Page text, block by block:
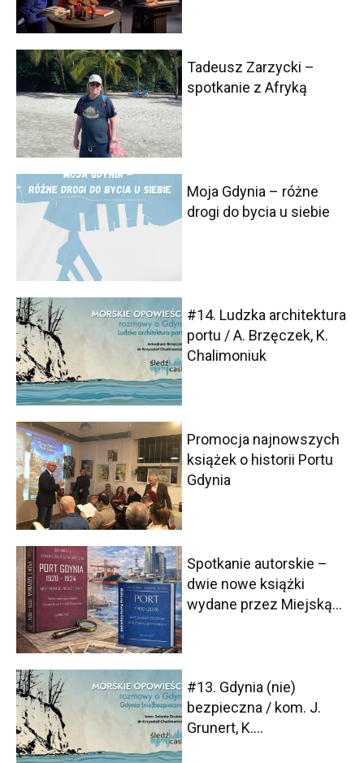
Tadeusz Zarzycki –
spotkanie z Afryką
Moja Gdynia – różne
drogi do bycia u siebie
#14. Ludzka architektura
portu / A. Brzęczek, K.
Chalimoniuk
Promocja najnowszych
książek o historii Portu
Gdynia
Spotkanie autorskie –
dwie nowe książki
wydane przez Miejską...
#13. Gdynia (nie)
bezpieczna / kom. J.
Grunert, K....